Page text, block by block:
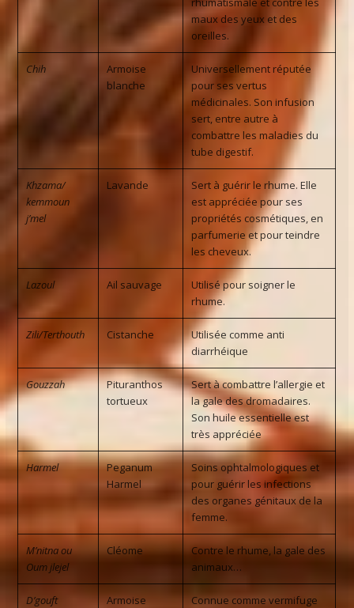
maux des yeux et des
oreilles.
Chih
Armoise
blanche
Universellement réputée
pour ses vertus
médicinales. Son infusion
sert, entre autre à
combattre les maladies du
tube digestif.
Khzama/
kemmoun
j’mel
Lavande
Sert à guérir le rhume. Elle
est appréciée pour ses
propriétés cosmétiques, en
parfumerie et pour teindre
les cheveux.
Lazoul Ail sauvage
Utilisé pour soigner le
rhume.
Zili/Terthouth Cistanche
Utilisée comme anti
diarrhéique
Gouzzah
Pituranthos
tortueux
Sert à combattre l’allergie et
la gale des dromadaires.
Son huile essentielle est
très appréciée
Harmel
Peganum
Harmel
Soins ophtalmologiques et
pour guérir les infections
des organes génitaux de la
femme.
M’nitna ou
Oum jlejel
Cléome
Contre le rhume, la gale des
animaux…
D’gouft
Armoise
Connue comme vermifuge